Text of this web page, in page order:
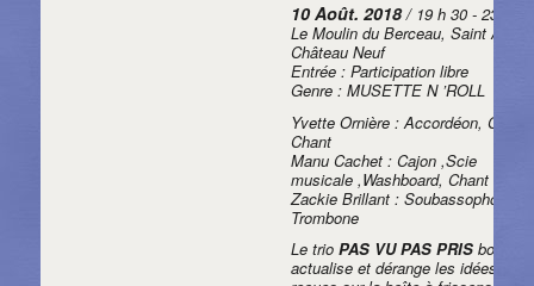
10 Août. 2018/ 19 h 30 - 23 h 30
Le Moulin du Berceau, Saint Aubin
Château Neuf
Entrée : Participation libre
Genre : MUSETTE N ’ROLL
Yvette Ornière : Accordéon, Cajon,
Chant
Manu Cachet : Cajon ,Scie
musicale ,Washboard, Chant
Zackie Brillant : Soubassophone,
Trombone
Le trioPAS VU PAS PRIS
actualise et dérange les idées